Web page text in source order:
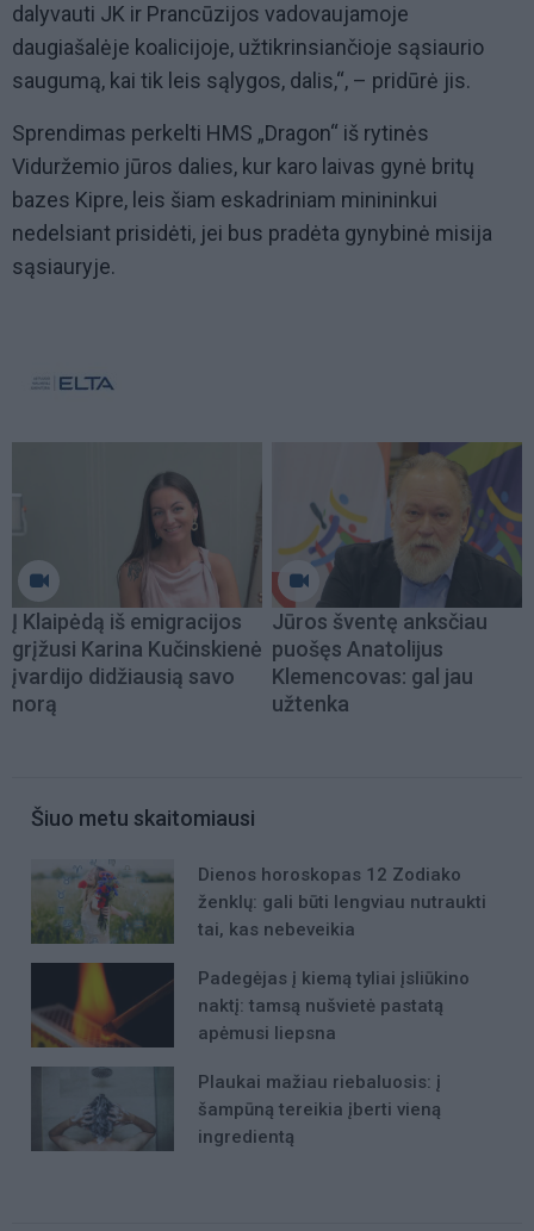
dalyvauti JK ir Prancūzijos vadovaujamoje
daugiašalėje koalicijoje, užtikrinsiančioje sąsiaurio
saugumą, kai tik leis sąlygos, dalis,“, – pridūrė jis.
Sprendimas perkelti HMS „Dragon“ iš rytinės
Viduržemio jūros dalies, kur karo laivas gynė britų
bazes Kipre, leis šiam eskadriniam minininkui
nedelsiant prisidėti, jei bus pradėta gynybinė misija
sąsiauryje.
Į Klaipėdą iš emigracijos
grįžusi Karina Kučinskienė
įvardijo didžiausią savo
norą
Jūros šventę anksčiau
puošęs Anatolijus
Klemencovas: gal jau
užtenka
Šiuo metu skaitomiausi
Dienos horoskopas 12 Zodiako
ženklų: gali būti lengviau nutraukti
tai, kas nebeveikia
Padegėjas į kiemą tyliai įsliūkino
naktį: tamsą nušvietė pastatą
apėmusi liepsna
Plaukai mažiau riebaluosis: į
šampūną tereikia įberti vieną
ingredientą